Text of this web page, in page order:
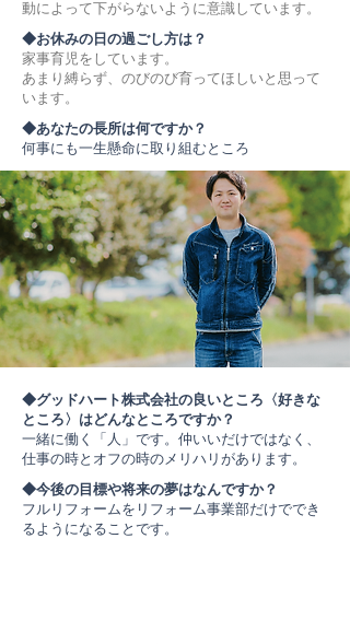
動によって下がらないように意識しています。
◆お休みの日の過ごし方は？
家事育児をしています。
あまり縛らず、のびのび育ってほしいと思って
います。
◆あなたの長所は何ですか？
何事にも一生懸命に取り組むところ
◆グッドハート株式会社の良いところ〈好きな
ところ〉はどんなところですか？
一緒に働く「人」です。仲いいだけではなく、
仕事の時とオフの時のメリハリがあります。
◆今後の目標や将来の夢はなんですか？
フルリフォームをリフォーム事業部だけででき
るようになることです。